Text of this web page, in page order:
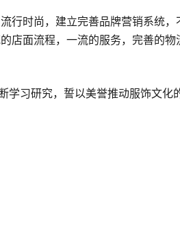
行时尚，建立完善品牌营销系统
店面流程，一流的服务，完善的
习研究，誓以美誉推动服饰文化